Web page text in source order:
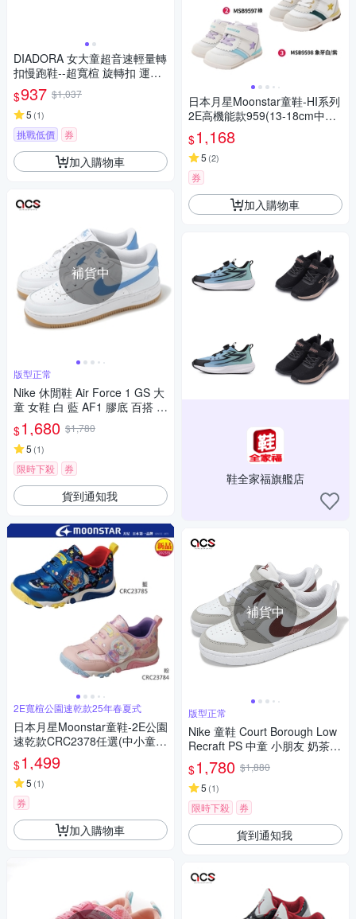
DIADORA 女大童超音速輕量轉
扣慢跑鞋--超寬楦 旋轉扣 運動
童鞋 DA13513 紫粉
$937 $1,037
5 (1)
挑戰低價 券
加入購物車
補貨中
版型正常
Nike 休閒鞋 Air Force 1 GS 大
童 女鞋 白 藍 AF1 膠底 百搭 F
V5948-115
$1,680 $1,780
5 (1)
限時下殺 券
貨到通知我
2E寬楦公園速乾款25年春夏式
日本月星Moonstar童鞋-2E公園
速乾款CRC2378任選(中小童
段)15~19cm
$1,499
5 (1)
券
加入購物車
日本月星Moonstar童鞋-HI系列
2E高機能款959(13-18cm中小
童段)櫻桃家
$1,168
5 (2)
券
加入購物車
鞋全家福旗艦店
補貨中
版型正常
Nike 童鞋 Court Borough Low
Recraft PS 中童 小朋友 奶茶色
紅 休閒鞋 FZ4522-100
$1,780 $1,880
5 (1)
限時下殺 券
貨到通知我